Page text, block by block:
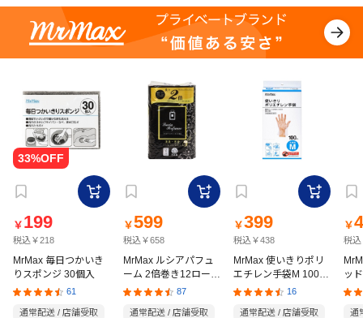
￥ 199
税込￥218
MrMax 毎日つかいき
りスポンジ 30個入
61
通常配送 / 店舗受取
￥599
税込￥658
MrMax ルシアパフュ
ーム 2倍巻き12ロール
ダブル
87
通常配送 / 店舗受取
￥399
税込￥438
MrMax 使いきりポリ
エチレン手袋M 100枚
入
16
通常配送 / 店舗受取
￥
税込
ッ
の
通